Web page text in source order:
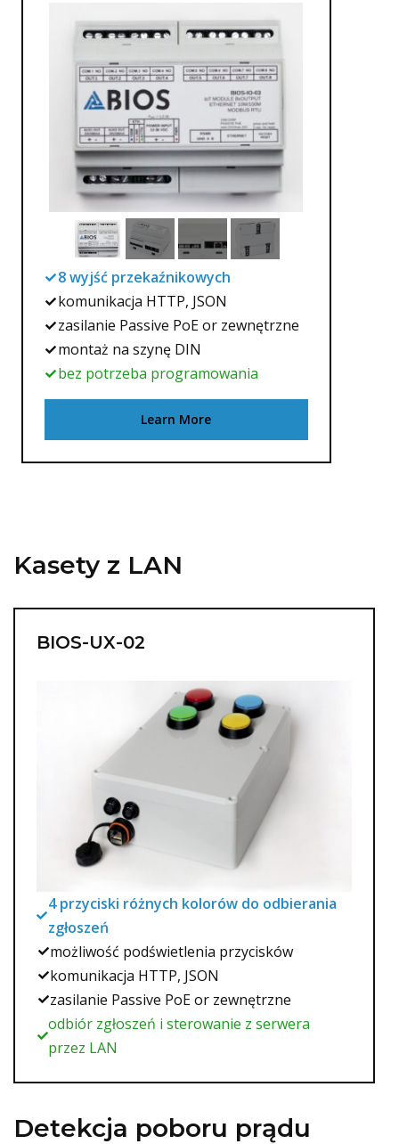
8 wyjść przekaźnikowych
komunikacja HTTP, JSON
zasilanie Passive PoE or zewnętrzne
montaż na szynę DIN
bez potrzeba programowania
Learn More
Kasety z LAN
BIOS-UX-02
4 przyciski różnych kolorów do odbierania
zgłoszeń
możliwość podświetlenia przycisków
komunikacja HTTP, JSON
zasilanie Passive PoE or zewnętrzne
odbiór zgłoszeń i sterowanie z serwera
przez LAN
Detekcja poboru prądu